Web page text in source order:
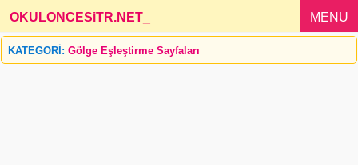
OKULONCESiTR.NET MENU
KATEGORİ: Gölge Eşleştirme Sayfaları